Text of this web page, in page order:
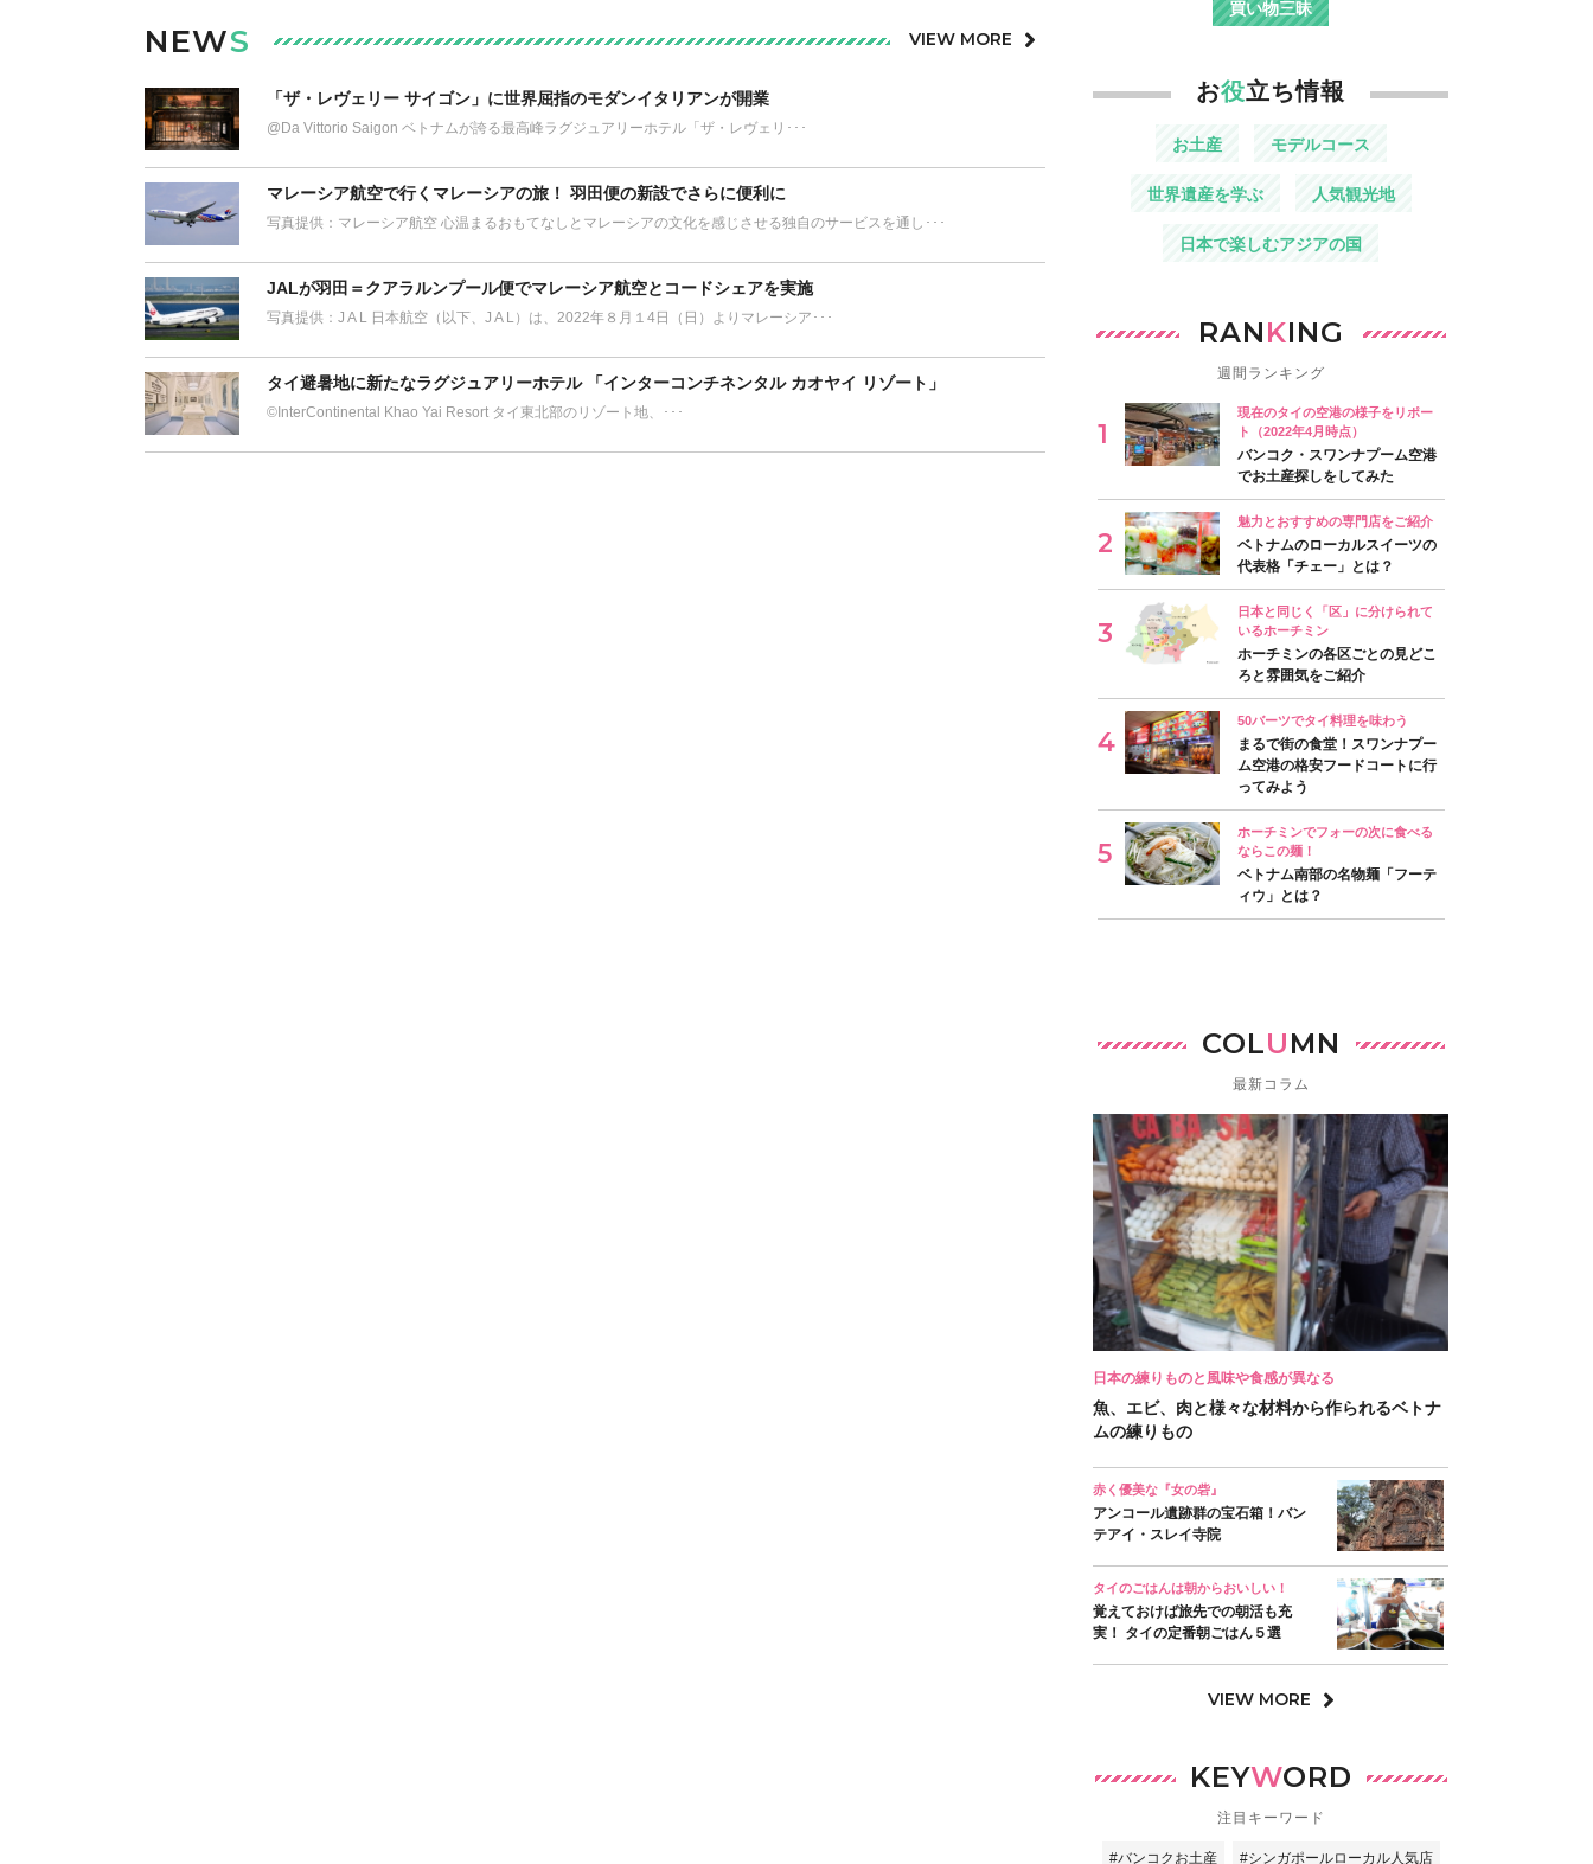
NEWS VIEW MORE
「ザ・レヴェリー サイゴン」に世界屈指のモダンイタリアンが開業
@Da Vittorio Saigon ベトナムが誇る最高峰ラグジュアリーホテル「ザ・レヴェリ･･･
マレーシア航空で行くマレーシアの旅！ 羽田便の新設でさらに便利に
写真提供：マレーシア航空 心温まるおもてなしとマレーシアの文化を感じさせる独自のサービスを通し･･･
JALが羽田＝クアラルンプール便でマレーシア航空とコードシェアを実施
写真提供：J A L 日本航空（以下、J A L）は、2022年８月１4日（日）よりマレーシア･･･
タイ避暑地に新たなラグジュアリーホテル 「インターコンチネンタル カオヤイ リゾート」
©︎InterContinental Khao Yai Resort タイ東北部のリゾート地、･･･
買い物三昧
お役立ち情報
お土産 モデルコース
世界遺産を学ぶ 人気観光地
日本で楽しむアジアの国
RANKING
週間ランキング
現在のタイの空港の様子をリポー
ト（2022年4月時点）
バンコク・スワンナプーム空港
でお土産探しをしてみた
魅力とおすすめの専門店をご紹介
ベトナムのローカルスイーツの
代表格「チェー」とは？
日本と同じく「区」に分けられて
いるホーチミン
ホーチミンの各区ごとの見どこ
ろと雰囲気をご紹介
50バーツでタイ料理を味わう
まるで街の食堂！スワンナプー
ム空港の格安フードコートに行
ってみよう
ホーチミンでフォーの次に食べる
ならこの麺！
ベトナム南部の名物麺「フーテ
ィウ」とは？
COLUMN
最新コラム
日本の練りものと風味や食感が異なる
魚、エビ、肉と様々な材料から作られるベトナ
ムの練りもの
赤く優美な『女の砦』
アンコール遺跡群の宝石箱！バン
テアイ・スレイ寺院
タイのごはんは朝からおいしい！
覚えておけば旅先での朝活も充
実！ タイの定番朝ごはん５選
VIEW MORE
KEYWORD
注目キーワード
#バンコクお土産 #シンガポールローカル人気店